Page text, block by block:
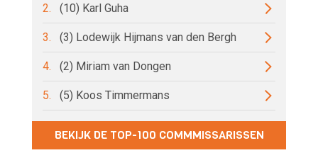
2. (10) Karl Guha
3. (3) Lodewijk Hijmans van den Bergh
4. (2) Miriam van Dongen
5. (5) Koos Timmermans
BEKIJK DE TOP-100 COMMMISSARISSEN